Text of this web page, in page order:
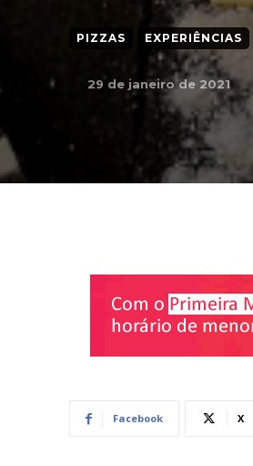
PIZZAS EXPERIÊNCIAS
29 de janeiro de 2021
Facebook X